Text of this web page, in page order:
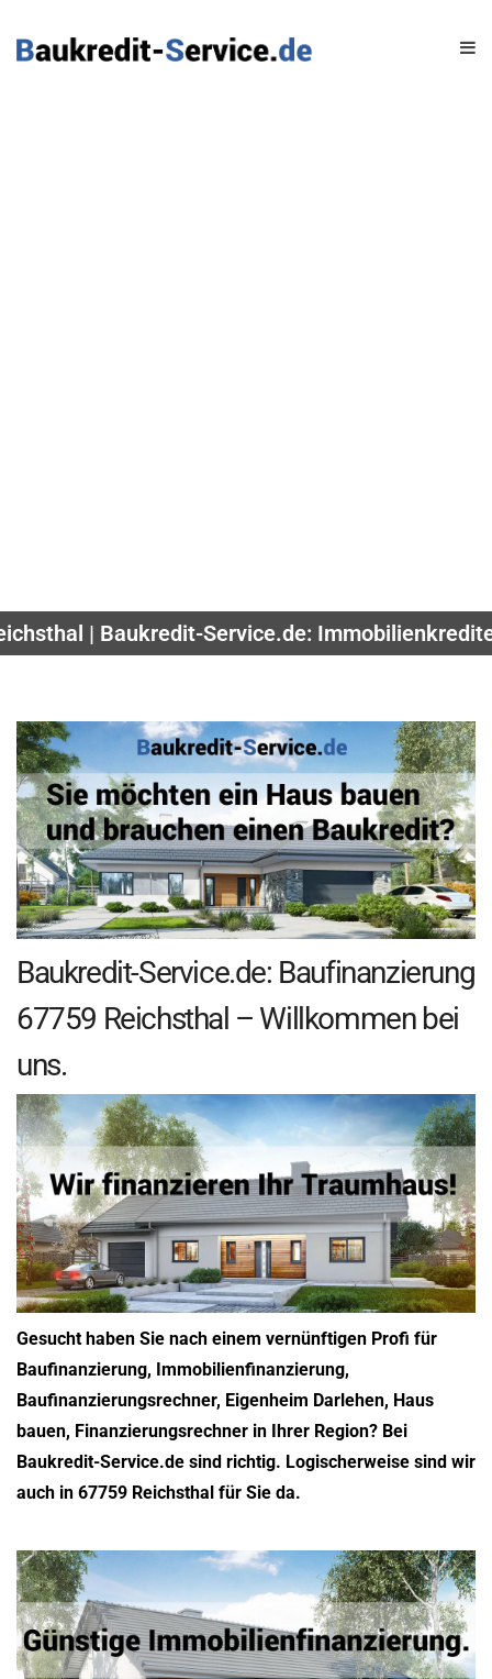
| Baukredit-Service.de:
Baukredit-Service.de: Baufinanzierung
67759 Reichsthal – Willkommen bei
uns.
Gesucht haben Sie nach einem vernünftigen Profi für
Baufinanzierung, Immobilienfinanzierung,
Baufinanzierungsrechner, Eigenheim Darlehen, Haus
bauen, Finanzierungsrechner in Ihrer Region? Bei
Baukredit-Service.de sind richtig. Logischerweise sind wir
auch in 67759 Reichsthal für Sie da.